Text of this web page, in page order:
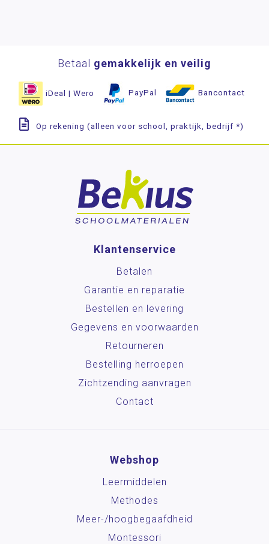
Betaal gemakkelijk en veilig
iDeal | Wero PayPal Bancontact
Op rekening (alleen voor school, praktijk, bedrijf *)
Klantenservice
Betalen
Garantie en reparatie
Bestellen en levering
Gegevens en voorwaarden
Retourneren
Bestelling herroepen
Zichtzending aanvragen
Contact
Webshop
Leermiddelen
Methodes
Meer-/hoog­begaafdheid
Montessori